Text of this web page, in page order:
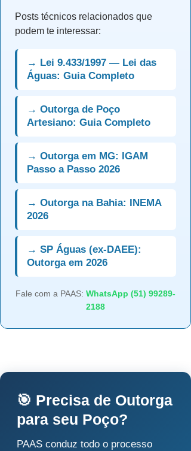
Posts técnicos relacionados que
podem te interessar:
→ Lei 9.433/1997 — Lei das
Águas: Guia Completo
→ Outorga de Poço
Artesiano: Guia Completo
→ Outorga em MG: IGAM
Passo a Passo 2026
→ Outorga na Bahia: INEMA
2026
→ SP Águas (ex-DAEE):
Outorga em 2026
Fale com a PAAS: WhatsApp (51) 99289-
2188
🎯 Precisa de Outorga
para seu Poço?
PAAS conduz todo o processo